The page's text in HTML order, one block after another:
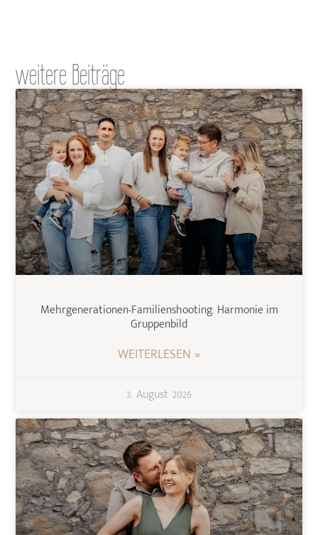
weitere Beiträge
Mehrgenerationen-Familienshooting: Harmonie im
Gruppenbild
WEITERLESEN »
3. August 2026